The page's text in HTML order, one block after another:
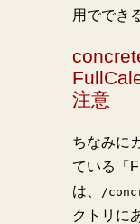
用ででき
注意
ちなみに
ている「
は、
/
クトリに